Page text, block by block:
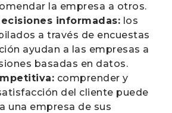
la empresa a otros.
informadas: los
a través de encuestas
ayudan a las empresas a
basadas en datos.
comprender y
del cliente puede
una empresa de sus